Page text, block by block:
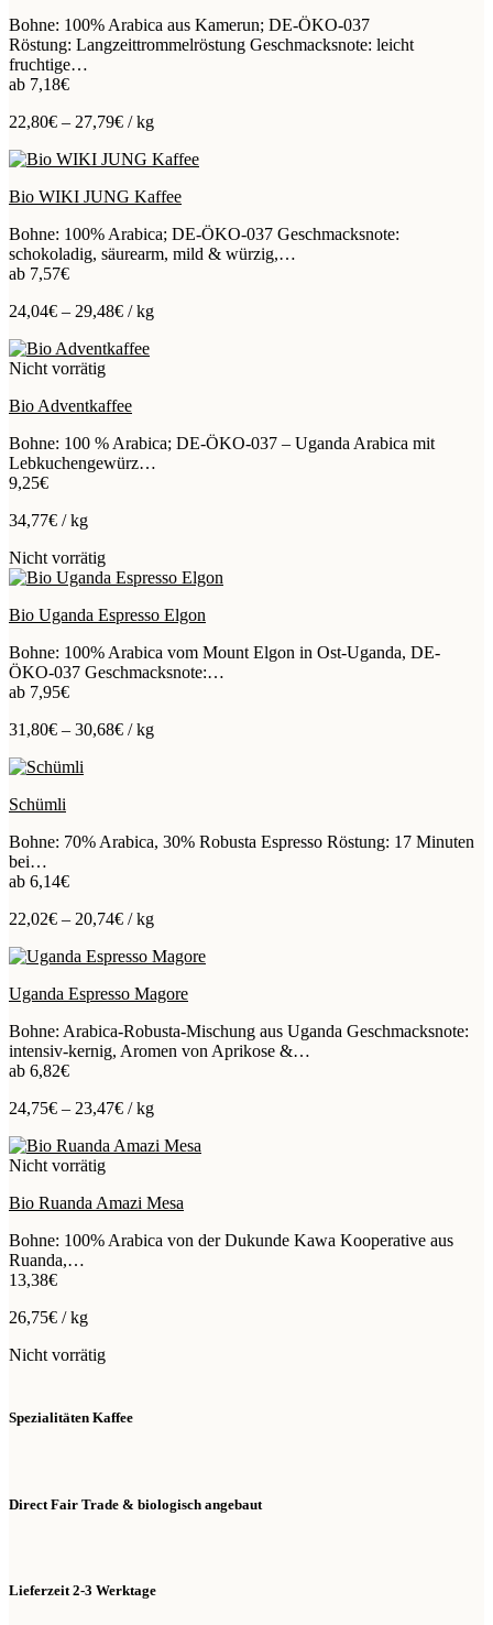
Bohne: 100% Arabica aus Kamerun; DE-ÖKO-037
Röstung: Langzeittrommelröstung Geschmacksnote: leicht
fruchtige…
ab 7,18€
22,80€ – 27,79€ /kg
Bio WIKI JUNG Kaffee
Bohne: 100% Arabica; DE-ÖKO-037 Geschmacksnote:
schokoladig, säurearm, mild & würzig,…
ab 7,57€
24,04€ – 29,48€ /kg
Nicht vorrätig
Bio Adventkaffee
Bohne: 100 % Arabica; DE-ÖKO-037 – Uganda Arabica mit
Lebkuchengewürz…
9,25€
34,77€ /kg
Nicht vorrätig
Bio Uganda Espresso Elgon
Bohne: 100% Arabica vom Mount Elgon in Ost-Uganda, DE-
ÖKO-037 Geschmacksnote:…
ab 7,95€
31,80€ – 30,68€ /kg
Schümli
Bohne: 70% Arabica, 30% Robusta Espresso Röstung: 17 Minuten
bei…
ab 6,14€
22,02€ – 20,74€ /kg
Uganda Espresso Magore
Bohne: Arabica-Robusta-Mischung aus Uganda Geschmacksnote:
intensiv-kernig, Aromen von Aprikose &…
ab 6,82€
24,75€ – 23,47€ /kg
Nicht vorrätig
Bio Ruanda Amazi Mesa
Bohne: 100% Arabica von der Dukunde Kawa Kooperative aus
Ruanda,…
13,38€
26,75€ /kg
Nicht vorrätig
Spezialitäten Kaffee
Direct Fair Trade & biologisch angebaut
Lieferzeit 2-3 Werktage